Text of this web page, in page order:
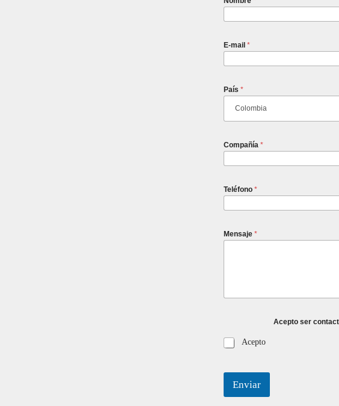
E-mail *
País *
Compañía *
Teléfono *
Mensaje *
Acepto ser
Acepto
Enviar